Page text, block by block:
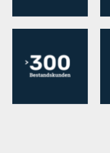
— Wir leben
Partnerschaft